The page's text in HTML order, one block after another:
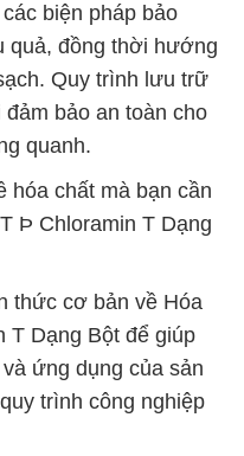
biện pháp bảo
quả, đồng thời hướng
Quy trình lưu trữ
bảo an toàn cho
quanh.
hóa chất mà bạn cần
Þ Chloramin T Dạng
thức cơ bản về Hóa
T Dạng Bột để giúp
ứng dụng của sản
trình công nghiệp